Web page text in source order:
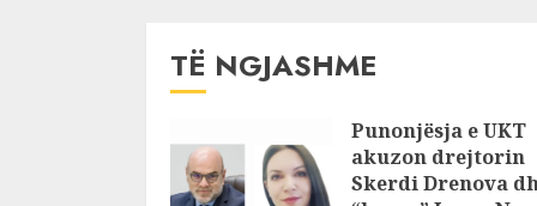
TË NGJASHME
Punonjësja e UKT
akuzon drejtorin
Skerdi Drenova